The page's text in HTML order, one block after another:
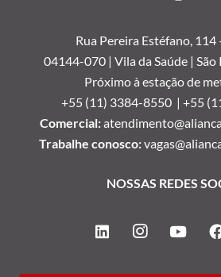
Rua Pereira Estéfano, 114
04144-070 | Vila da Saúde | São
Próximo à estação de
+55 (11) 3384-8550 | +55
Comercial:
Trabalhe conosco:
NOSSAS REDES